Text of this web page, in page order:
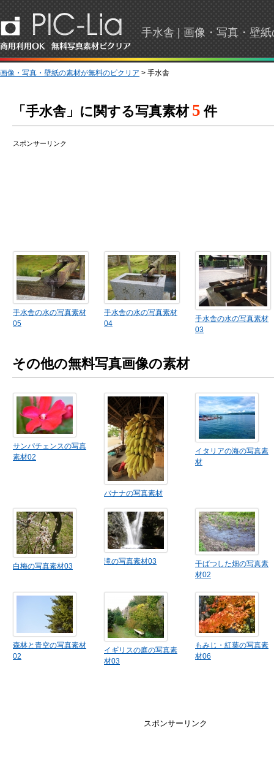
手水舎 | 画像・写真・壁
画像・写真・壁紙の素材が無料のピクリア > 手水舎
「手水舎」に関する写真素材 5 件
スポンサーリンク
手水舎の水の写真素材
05
手水舎の水の写真素材
04
手水舎の水の写真素材
03
その他の無料写真画像の素材
サンパチェンスの写真
素材02
バナナの写真素材
イタリアの海の写真素
材
白梅の写真素材03
滝の写真素材03
干ばつした畑の写真素
材02
森林と青空の写真素材
02
イギリスの庭の写真素
材03
もみじ・紅葉の写真素
材06
スポンサーリンク